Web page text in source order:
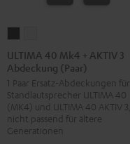
40
Mk4
+
AKTIV
3
Abdeckung
40
Mk4
+
AKTIV
3
Abdeckung
ULTIMA 40 Mk4 + AKTIV 3
Abdeckung (Paar)
1 Paar Ersatz-Abdeckungen für
Standlautsprecher ULTIMA 40
(MK4) und ULTIMA 40 AKTIV 3,
nicht passend für ältere
Generationen